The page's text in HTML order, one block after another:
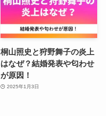
桐山照史と狩野舞子の炎上
はなぜ？結婚発表や匂わせ
が原因！
2025年1月3日